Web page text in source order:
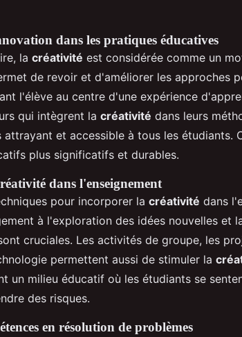
dans les pratiques éducatives
la créativité est considérée comme un
de revoir et d'améliorer les approches
l'élève au centre d'une expérience
qui intègrent la créativité dans leurs
attrayant et accessible à tous les étudiants.
plus significatifs et durables.
dans l'enseignement
pour incorporer la créativité dans
à l'exploration des idées nouvelles et
cruciales. Les activités de groupe, les
permettent aussi de stimuler la
un milieu éducatif où les étudiants se
des risques.
en résolution de problèmes